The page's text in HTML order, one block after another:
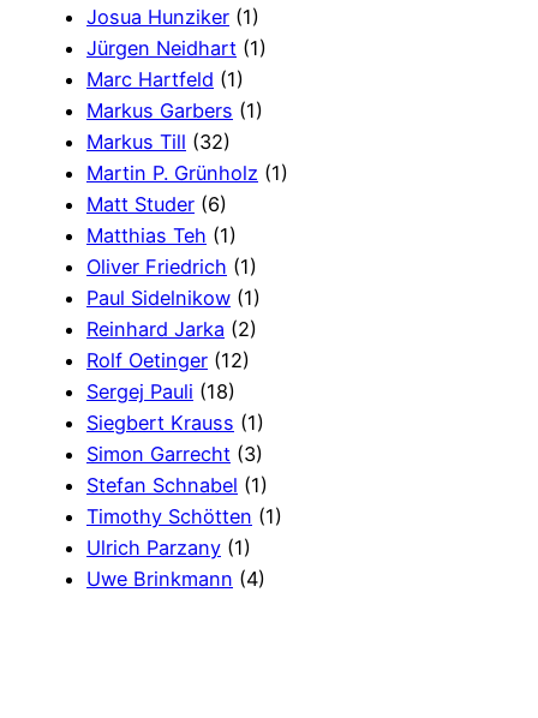
Josua Hunziker (1)
Jürgen Neidhart (1)
Marc Hartfeld (1)
Markus Garbers (1)
Markus Till (32)
Martin P. Grünholz (1)
Matt Studer (6)
Matthias Teh (1)
Oliver Friedrich (1)
Paul Sidelnikow (1)
Reinhard Jarka (2)
Rolf Oetinger (12)
Sergej Pauli (18)
Siegbert Krauss (1)
Simon Garrecht (3)
Stefan Schnabel (1)
Timothy Schötten (1)
Ulrich Parzany (1)
Uwe Brinkmann (4)